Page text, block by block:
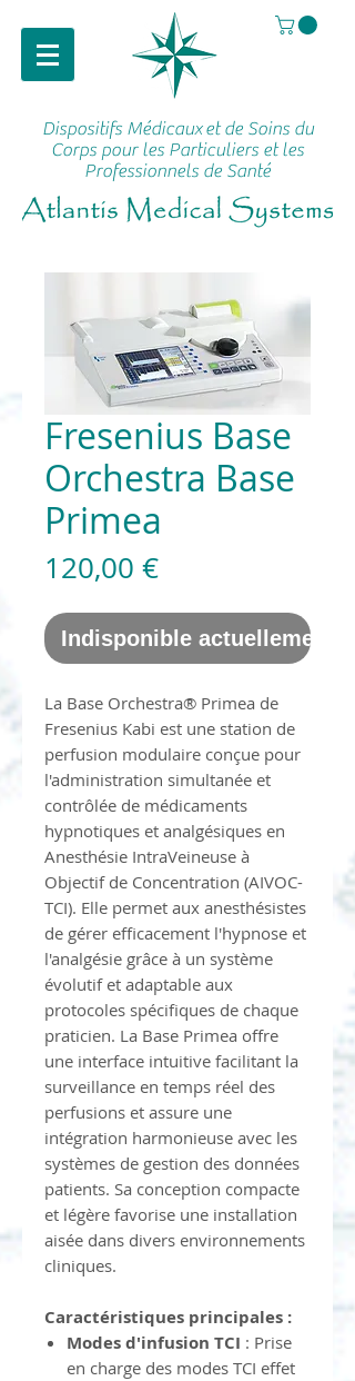
Dispositifs Médicaux et de Soins du
Corps pour les Particuliers et les
Professionnels de Santé
Fresenius Base
Orchestra Base
Primea
120,00 €Prix
Indisponible actuellement
La Base Orchestra® Primea de
Fresenius Kabi est une station de
perfusion modulaire conçue pour
l'administration simultanée et
contrôlée de médicaments
hypnotiques et analgésiques en
Anesthésie IntraVeineuse à
Objectif de Concentration (AIVOC-
TCI). Elle permet aux anesthésistes
de gérer efficacement l'hypnose et
l'analgésie grâce à un système
évolutif et adaptable aux
protocoles spécifiques de chaque
praticien. La Base Primea offre
une interface intuitive facilitant la
surveillance en temps réel des
perfusions et assure une
intégration harmonieuse avec les
systèmes de gestion des données
patients. Sa conception compacte
et légère favorise une installation
aisée dans divers environnements
cliniques.
Caractéristiques principales :
Modes d'infusion TCI : Prise
en charge des modes TCI effet